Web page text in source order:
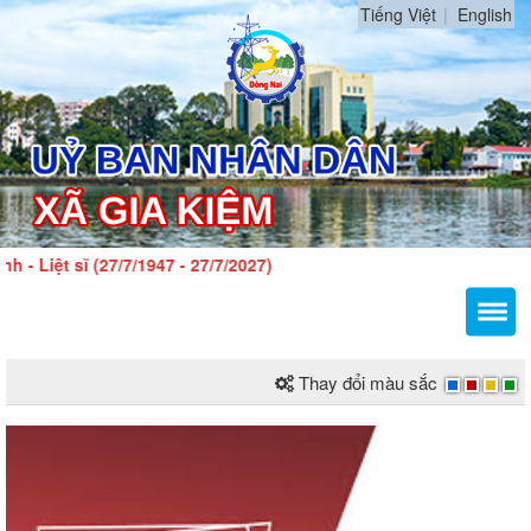
Tiếng Việt English
sĩ (27/7/1947 - 27/7/2027)
Thay đổi màu sắc